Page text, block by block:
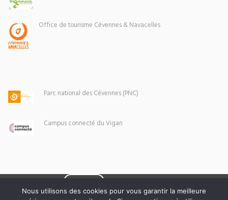
Office de tourisme Cévennes & Navacelles
Parc national des Cévennes (PNC)
Campus connecté du Vigan
Nous utilisons des cookies pour vous garantir la meilleure